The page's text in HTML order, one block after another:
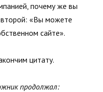
почему же вы
«Вы можете
сайте».
цитату.
продолжал: